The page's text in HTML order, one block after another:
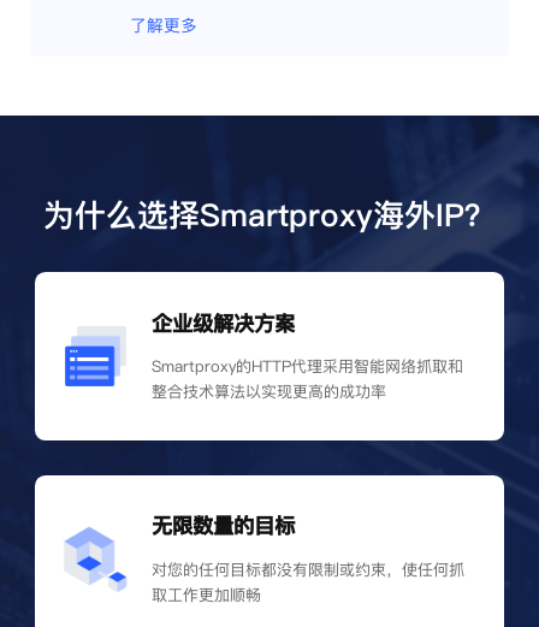
了解更多
为什么选择Smartproxy海外IP？
企业级解决方案
Smartproxy的HTTP代理采用智能网络抓取和
整合技术算法以实现更高的成功率
无限数量的目标
对您的任何目标都没有限制或约束，使任何抓
取工作更加顺畅